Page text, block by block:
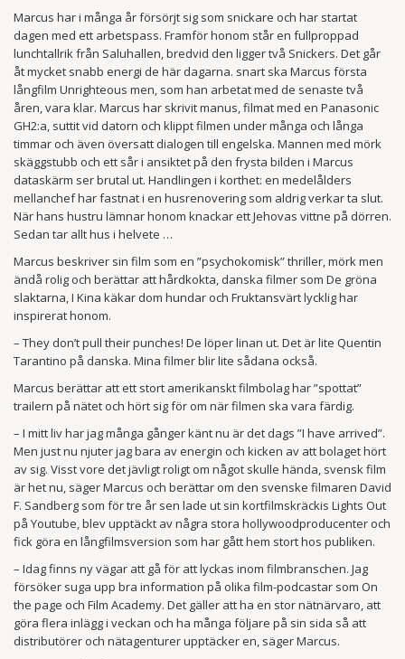
Marcus har i många år försörjt sig som snickare och har startat
dagen med ett arbetspass. Framför honom står en fullproppad
lunchtallrik från Saluhallen, bredvid den ligger två Snickers. Det går
åt mycket snabb energi de här dagarna. snart ska Marcus första
långfilm Unrighteous men, som han arbetat med de senaste två
åren, vara klar. Marcus har skrivit manus, filmat med en Panasonic
GH2:a, suttit vid datorn och klippt filmen under många och långa
timmar och även översatt dialogen till engelska. Mannen med mörk
skäggstubb och ett sår i ansiktet på den frysta bilden i Marcus
dataskärm ser brutal ut. Handlingen i korthet: en medelålders
mellanchef har fastnat i en husrenovering som aldrig verkar ta slut.
När hans hustru lämnar honom knackar ett Jehovas vittne på dörren.
Sedan tar allt hus i helvete …
Marcus beskriver sin film som en ”psychokomisk” thriller, mörk men
ändå rolig och berättar att hårdkokta, danska filmer som De gröna
slaktarna, I Kina käkar dom hundar och Fruktansvärt lycklig har
inspirerat honom.
– They don’t pull their punches! De löper linan ut. Det är lite Quentin
Tarantino på danska. Mina filmer blir lite sådana också.
Marcus berättar att ett stort amerikanskt filmbolag har ”spottat”
trailern på nätet och hört sig för om när filmen ska vara färdig.
– I mitt liv har jag många gånger känt nu är det dags ”I have arrived”.
Men just nu njuter jag bara av energin och kicken av att bolaget hört
av sig. Visst vore det jävligt roligt om något skulle hända, svensk film
är het nu, säger Marcus och berättar om den svenske filmaren David
F. Sandberg som för tre år sen lade ut sin kortfilmskräckis Lights Out
på Youtube, blev upptäckt av några stora hollywoodproducenter och
fick göra en långfilmsversion som har gått hem stort hos publiken.
– Idag finns ny vägar att gå för att lyckas inom filmbranschen. Jag
försöker suga upp bra information på olika film-podcastar som On
the page och Film Academy. Det gäller att ha en stor nätnärvaro, att
göra flera inlägg i veckan och ha många följare på sin sida så att
distributörer och nätagenturer upptäcker en, säger Marcus.